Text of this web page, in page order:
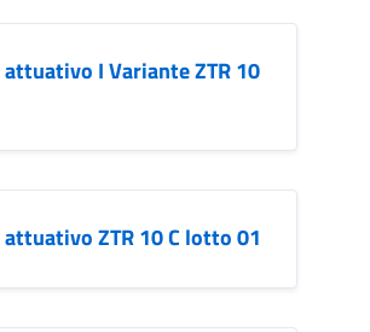
attuativo I Variante ZTR 10
ZTR 10 C lotto 01